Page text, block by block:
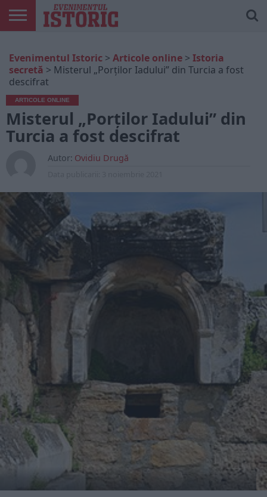
ONLINE
EDIȚII
TIPĂRITE
ISTORIC
PLAY
CONTUL
MEU
Evenimentul Istoric > Articole online > Istoria
secretă > Misterul „Porților Iadului” din Turcia a fost
descifrat
ARTICOLE ONLINE
Misterul „Porților Iadului” din
Turcia a fost descifrat
Autor: Ovidiu Drugă